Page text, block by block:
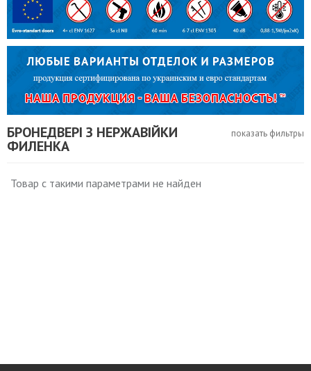
БРОНЕДВЕРІ З НЕРЖАВІЙКИ
ФИЛЕНКА
показать фильтры
Товар с такими параметрами не найден